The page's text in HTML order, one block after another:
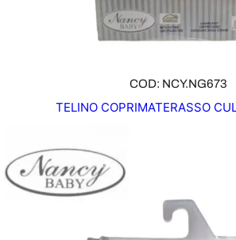
COD: NCY.NG673
TELINO COPRIMATERASSO